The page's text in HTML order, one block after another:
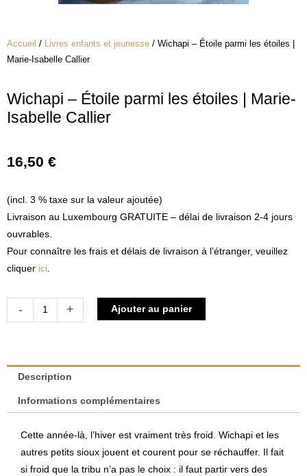
Accueil / Livres enfants et jeunesse / Wichapi – Étoile parmi les étoiles |
Marie-Isabelle Callier
Wichapi – Étoile parmi les étoiles | Marie-
Isabelle Callier
16,50 €
(incl. 3 % taxe sur la valeur ajoutée)
Livraison au Luxembourg GRATUITE – délai de livraison 2-4 jours
ouvrables.
Pour connaître les frais et délais de livraison à l’étranger, veuillez
cliquer ici
-
quantité
Étoile
Marie-
Isabelle
+ Ajouter au panier
Description
Informations complémentaires
Cette année-là, l’hiver est vraiment très froid. Wichapi et les
autres petits sioux jouent et courent pour se réchauffer. Il fait
si froid que la tribu n’a pas le choix : il faut partir vers des